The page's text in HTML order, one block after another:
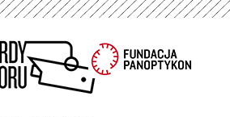
Przejdź
treści